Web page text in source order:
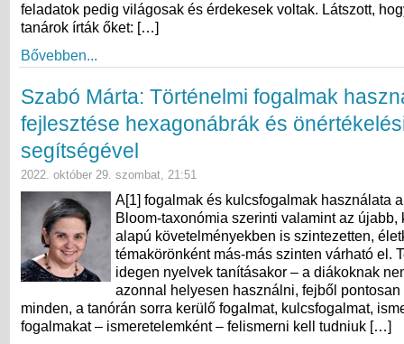
feladatok pedig világosak és érdekesek voltak. Látszott,
tanárok írták őket: […]
Bővebben...
Szabó Márta: Történelmi fogalmak
fejlesztése hexagonábrák és
segítségével
2022. október 29. szombat, 21:51
A[1] fogalmak és kulcsfogalmak használata
Bloom-taxonómia szerinti valamint az újabb,
alapú követelményekben is szintezetten,
témakörönként más-más szinten várható el.
idegen nyelvek tanításakor – a diákoknak
azonnal helyesen használni, fejből
minden, a tanórán sorra kerülő fogalmat, kulcsfogalmat,
fogalmakat – ismeretelemként – felismerni kell tudniuk […]